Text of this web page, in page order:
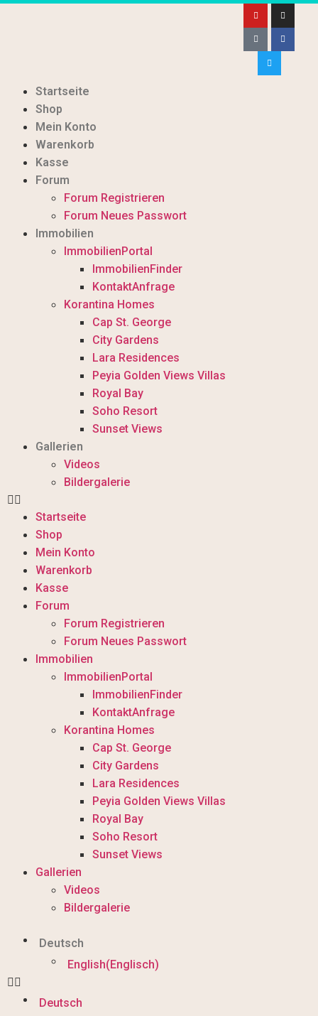
Startseite
Shop
Mein Konto
Warenkorb
Kasse
Forum
Forum Registrieren
Forum Neues Passwort
Immobilien
ImmobilienPortal
ImmobilienFinder
KontaktAnfrage
Korantina Homes
Cap St. George
City Gardens
Lara Residences
Peyia Golden Views Villas
Royal Bay
Soho Resort
Sunset Views
Gallerien
Videos
Bildergalerie
Startseite
Shop
Mein Konto
Warenkorb
Kasse
Forum
Forum Registrieren
Forum Neues Passwort
Immobilien
ImmobilienPortal
ImmobilienFinder
KontaktAnfrage
Korantina Homes
Cap St. George
City Gardens
Lara Residences
Peyia Golden Views Villas
Royal Bay
Soho Resort
Sunset Views
Gallerien
Videos
Bildergalerie
Deutsch
English(Englisch)
Deutsch